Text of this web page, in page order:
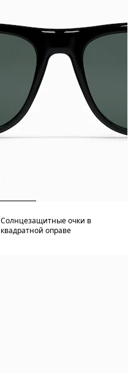
Солнцезащитные очки в
квадратной оправе